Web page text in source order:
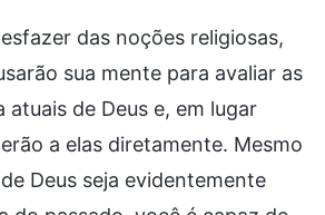
das noções religiosas,
sua mente para avaliar as
atuais de Deus e, em lugar
a elas diretamente. Mesmo
Deus seja evidentemente